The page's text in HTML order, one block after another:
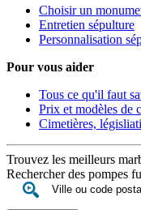
Choisir un
Entretien sépulture
Personnalisation
Pour vous aider
Tous ce qu'il faut
Prix et modèles de
Cimetières,
Trouvez les meilleurs
Rechercher des pompes